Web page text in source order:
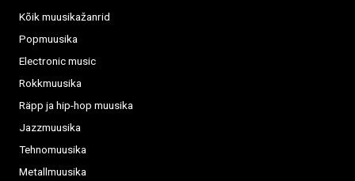
Kõik muusikažanrid
Popmuusika
Electronic music
Rokkmuusika
Räpp ja hip-hop muusika
Jazzmuusika
Tehnomuusika
Metallmuusika